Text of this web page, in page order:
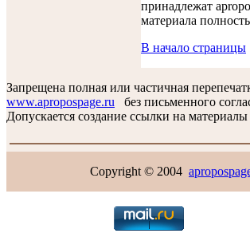
принадлежат
материала
В начало страницы
Запрещена полная или частичная
www.apropospage.ru без письменного
Допускается создание ссылки на материалы
Copyright © 2004